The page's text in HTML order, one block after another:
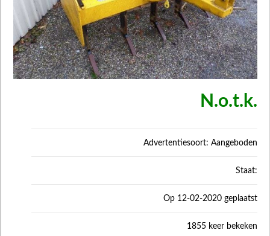
N.o.t.k.
Advertentiesoort: Aangeboden
Staat:
Op 12-02-2020 geplaatst
1855 keer bekeken